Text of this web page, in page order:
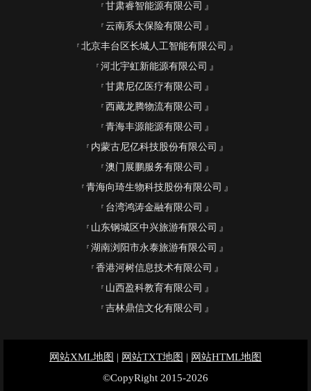
甘肃睿智能源有限公司
云南系太保险有限公司
北京丰台区长城人工智能有限公司
河北宇虹新能源有限公司
甘肃尼亿医疗有限公司
西藏龙腾物流有限公司
青海丰源能源有限公司
内蒙古尼亿科技股份有限公司
澳门展鹏服务有限公司
青海向琦生物科技股份有限公司
台湾鸿涛金融有限公司
山东钢城区中兴旅游有限公司
湖南浏阳市永泰旅游有限公司
香港河树信息技术有限公司
山西盈科教育有限公司
吉林鼎信文化有限公司
网站XML地图 | 网站TXT地图 | 网站HTML地图
©CopyRight 2015-2026